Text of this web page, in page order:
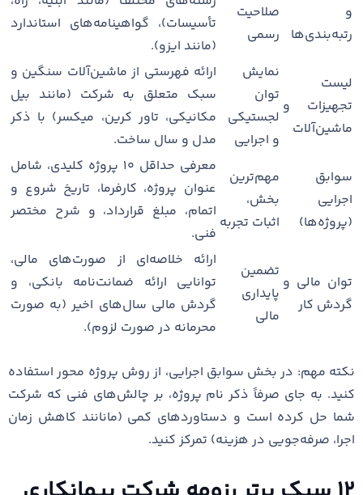
و
رتبه‌بندی‌ها
صلاحیت
رسمی
تأسیسات)، گواهینامه‌های استاندارد
(مانند ایزو).
لیست
تجهیزات و
ماشین‌آلات
نمایش
توان
لجستیکی
و اجرایی
ارائه فهرستی از ماشین‌آلات سنگین و
سبک متعلق به شرکت (مانند بیل
مکانیکی، تاور کرین، میکسر) با ذکر
مدل و سال ساخت.
سوابق
اجرایی
(پروژه‌ها)
مهم‌ترین
بخش،
اثبات تجربه
معرفی حداقل ۱۰ پروژه کلیدی، شامل
عنوان پروژه، کارفرما، تاریخ شروع و
اتمام، مبلغ قرارداد، و شرح مختصر
فنی.
توان مالی و
گردش کار
تضمین
پایداری
مالی
ارائه خلاصه‌ای از صورت‌های مالی،
توانایی ارائه ضمانت‌نامه بانکی، و
گردش مالی سال‌های اخیر (به صورت
محرمانه در صورت لزوم).
نکته مهم: در بخش سوابق اجرایی، از روش پروژه محور استفاده
کنید. به جای صرفاً ذکر نام پروژه، بر چالش‌های فنی که شرکت
شما حل کرده است و دستاوردهای کمی (مانانند کاهش زمان
اجرا، صرفه‌جویی در هزینه) تمرکز کنید.